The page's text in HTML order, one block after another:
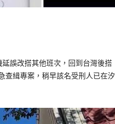
誤改搭其他班次，回到台灣後搭
查緝專案，稍早該名受刑人已在汐